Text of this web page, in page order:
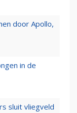
door Apollo,
in de
sluit vliegveld